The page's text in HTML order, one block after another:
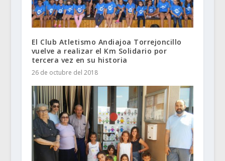
El Club Atletismo Andiajoa Torrejoncillo
vuelve a realizar el Km Solidario por
tercera vez en su historia
26 de octubre del 2018